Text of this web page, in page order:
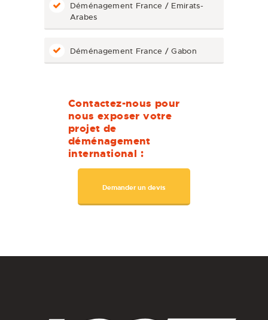
Déménagement France / Emirats-
Arabes
Déménagement France / Gabon
Contactez-nous pour
nous exposer votre
projet de
déménagement
international :
Demander un devis